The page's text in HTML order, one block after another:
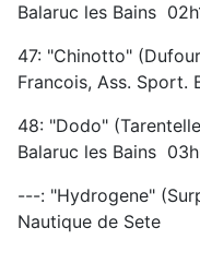
Balaruc les Bains
47: "Chinotto"
Francois, Ass. Sport.
48: "Dodo"
Balaruc les Bains
---: "Hydrogene"
Nautique de Sete